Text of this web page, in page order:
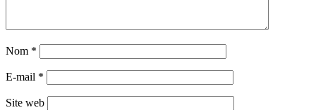
Nom *
E-mail *
Site web